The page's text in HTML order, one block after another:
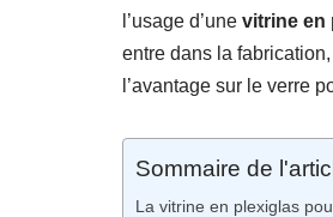
l’usage d’une vitrine en
entre dans la
l’avantage sur le verre
Sommaire de
La vitrine en plexiglas